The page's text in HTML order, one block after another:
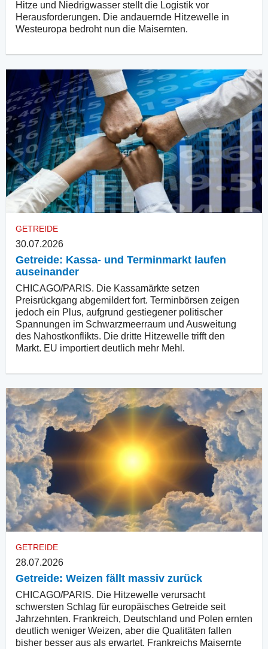
Hitze und Niedrigwasser stellt die Logistik vor
Herausforderungen. Die andauernde Hitzewelle in
Westeuropa bedroht nun die Maisernten.
GETREIDE
30.07.2026
Getreide: Kassa- und Terminmarkt laufen
auseinander
CHICAGO/PARIS. Die Kassamärkte setzen
Preisrückgang abgemildert fort. Terminbörsen zeigen
jedoch ein Plus, aufgrund gestiegener politischer
Spannungen im Schwarzmeerraum und Ausweitung
des Nahostkonflikts. Die dritte Hitzewelle trifft den
Markt. EU importiert deutlich mehr Mehl.
GETREIDE
28.07.2026
Getreide: Weizen fällt massiv zurück
CHICAGO/PARIS. Die Hitzewelle verursacht
schwersten Schlag für europäisches Getreide seit
Jahrzehnten. Frankreich, Deutschland und Polen ernten
deutlich weniger Weizen, aber die Qualitäten fallen
bisher besser aus als erwartet. Frankreichs Maisernte